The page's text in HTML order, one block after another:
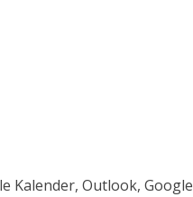
Kalender, Outlook, Google